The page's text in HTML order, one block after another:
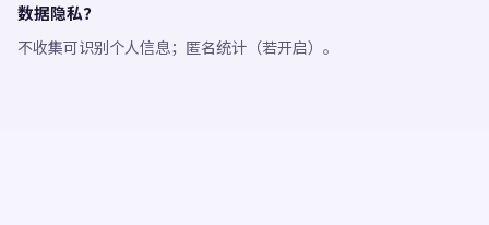
数据隐私？
不收集可识别个人信息；匿名统计（若开启）。